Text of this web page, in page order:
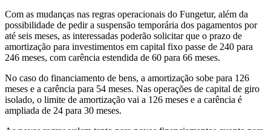
Com as mudanças nas regras operacionais do Fungetur, além da
possibilidade de pedir a suspensão temporária dos pagamentos por
até seis meses, as interessadas poderão solicitar que o prazo de
amortização para investimentos em capital fixo passe de 240 para
246 meses, com carência estendida de 60 para 66 meses.
No caso do financiamento de bens, a amortização sobe para 126
meses e a carência para 54 meses. Nas operações de capital de giro
isolado, o limite de amortização vai a 126 meses e a carência é
ampliada de 24 para 30 meses.